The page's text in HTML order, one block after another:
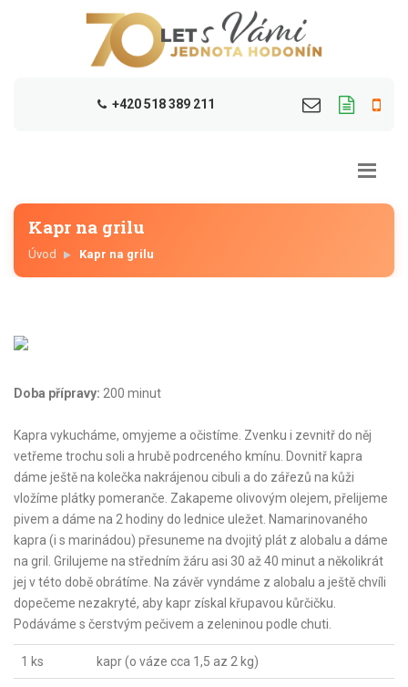
+420 518 389 211
Kapr na grilu
Úvod Kapr na grilu
Doba přípravy: 200 minut
Kapra vykucháme, omyjeme a očistíme. Zvenku i zevnitř do něj
vetřeme trochu soli a hrubě podrceného kmínu. Dovnitř kapra
dáme ještě na kolečka nakrájenou cibuli a do zářezů na kůži
vložíme plátky pomeranče. Zakapeme olivovým olejem, přelijeme
pivem a dáme na 2 hodiny do lednice uležet. Namarinovaného
kapra (i s marinádou) přesuneme na dvojitý plát z alobalu a dáme
na gril. Grilujeme na středním žáru asi 30 až 40 minut a několikrát
jej v této době obrátíme. Na závěr vyndáme z alobalu a ještě chvíli
dopečeme nezakryté, aby kapr získal křupavou kůrčičku.
Podáváme s čerstvým pečivem a zeleninou podle chuti.
1 ks kapr (o váze cca 1,5 az 2 kg)